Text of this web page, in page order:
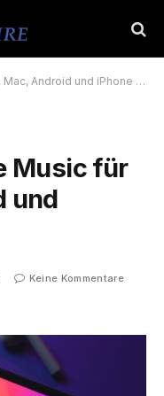
und iPhone herunter?
Music für
und
Keine Kommentare